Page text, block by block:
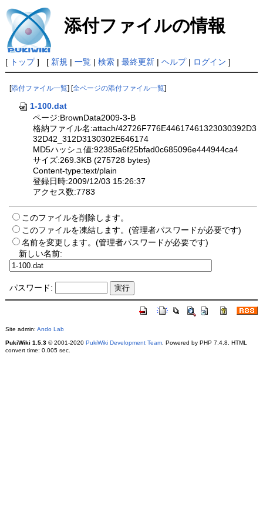
添付ファイルの情報
[ トップ] [ 新規 | 一覧| 検索| 最終更新| ヘルプ| ログイン ]
[添付ファイル一覧] [全ページの添付ファイル一覧]
1-100.dat
ページ:BrownData2009-3-B
格納ファイル名:attach/42726F776E44617461323030392D3
32D42_312D3130302E646174
MD5ハッシュ値:92385a6f25bfad0c685096e444944ca4
サイズ:269.3KB (275728 bytes)
Content-type:text/plain
登録日時:2009/12/03 15:26:37
アクセス数:7783
このファイルを削除します。
このファイルを凍結します。(管理者パスワードが必要です)
名前を変更します。(管理者パスワードが必要です)
新しい名前:
パスワード:
Site admin: Ando Lab
PukiWiki 1.5.3© 2001-2020 PukiWiki Development Team. Powered by PHP 7.4.8. HTML
convert time: 0.005 sec.